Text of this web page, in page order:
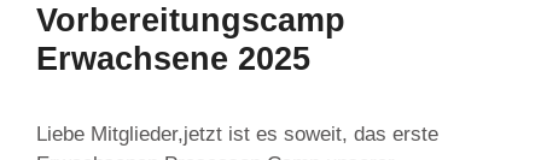
Vorbereitungscamp
Erwachsene 2025
Liebe Mitglieder,jetzt ist es soweit, das erste